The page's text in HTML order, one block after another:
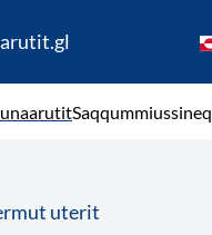
Saqqummiussineq
uterit